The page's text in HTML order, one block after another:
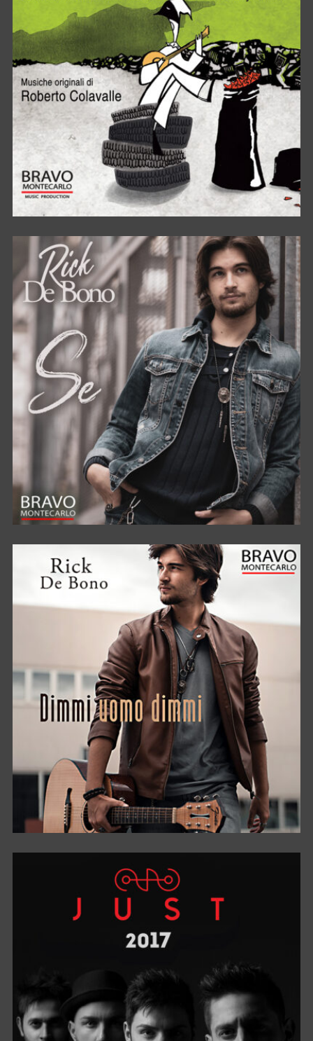
IL SEGRETO DI PULCINELLA – ORIGINAL
SOUNDTRACK
SE . . .
DIMMI UOMO DIMMI